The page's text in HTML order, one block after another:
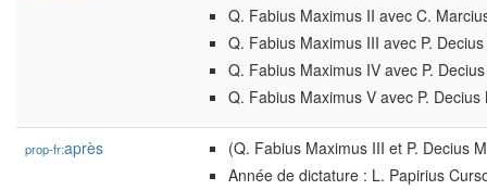
Q. Fabius Maximus II avec C.
Q. Fabius Maximus III avec P.
Q. Fabius Maximus IV avec P.
Q. Fabius Maximus V avec P. Decius
prop-fr:après
(Q. Fabius Maximus III et P. Decius
Année de dictature : L. Papirius